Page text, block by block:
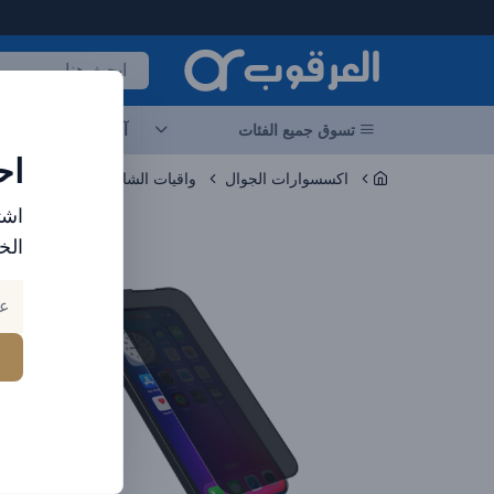
تسوق جميع الفئات
اكسسوارات الجوال واقيات الشاشة